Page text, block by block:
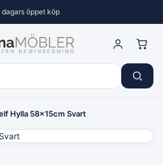
öppet köp
Hylla 58x15cm Svart